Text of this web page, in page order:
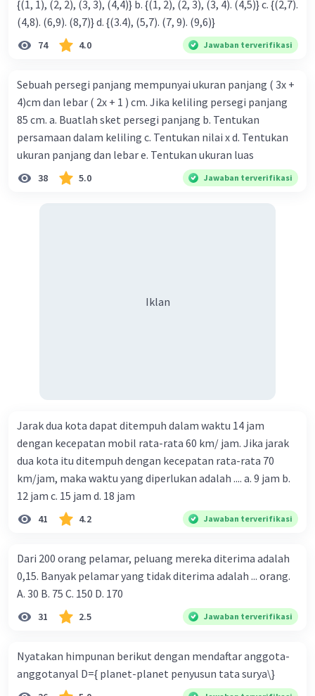
{(1, 1), (2, 2), (3, 3), (4,4)} b. {(1, 2), (2, 3), (3, 4). (4,5)} c. {(2,7).
(4,8). (6,9). (8,7)} d. {(3.4), (5,7). (7, 9). (9,6)}
74 4.0 Jawaban terverifikasi
Sebuah persegi panjang mempunyai ukuran panjang ( 3x +
4)cm dan lebar ( 2x + 1 ) cm. Jika keliling persegi panjang
85 cm. a. Buatlah sket persegi panjang b. Tentukan
persamaan dalam keliling c. Tentukan nilai x d. Tentukan
ukuran panjang dan lebar e. Tentukan ukuran luas
38 5.0 Jawaban terverifikasi
Iklan
Jarak dua kota dapat ditempuh dalam waktu 14 jam
dengan kecepatan mobil rata-rata 60 km/ jam. Jika jarak
dua kota itu ditempuh dengan kecepatan rata-rata 70
km/jam, maka waktu yang diperlukan adalah .... a. 9 jam b.
12 jam c. 15 jam d. 18 jam
41 4.2 Jawaban terverifikasi
Dari 200 orang pelamar, peluang mereka diterima adalah
0,15. Banyak pelamar yang tidak diterima adalah ... orang.
A. 30 B. 75 C. 150 D. 170
31 2.5 Jawaban terverifikasi
Nyatakan himpunan berikut dengan mendaftar anggota-
anggotanyal D={ planet-planet penyusun tata surya\}